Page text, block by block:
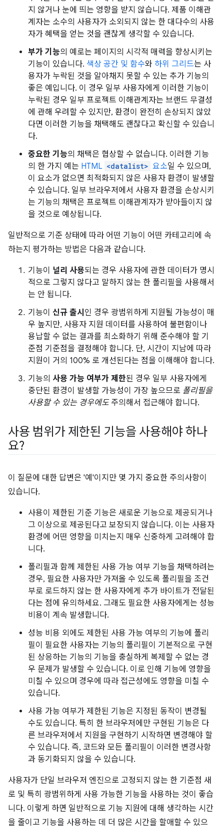
지 않거나 눈에 띄는 영향을 받지 않습니다. 제품 이해관
계자는 소수의 사용자가 소외되지 않는 한 대다수의 사용
자가 혜택을 얻는 것을 괜찮게 생각할 수 있습니다.
부가 기능의 예로는 페이지의 시각적 매력을 향상시키는
기능이 있습니다. 색상 공간 및 함수와 하위 그리드는 사
용자가 누락된 것을 알아채지 못할 수 있는 추가 기능의
좋은 예입니다. 이 경우 일부 사용자에게 이러한 기능이
누락된 경우 일부 프로젝트 이해관계자는 브랜드 무결성
에 관해 우려할 수 있지만, 환경이 완전히 손상되지 않았
다면 이러한 기능을 채택해도 괜찮다고 확신할 수 있습니
다.
중요한 기능의 채택은 협상할 수 없습니다. 이러한 기능
의 한 가지 예는 HTML <datalist> 요소일 수 있으며,
이 요소가 없으면 최적화되지 않은 사용자 환경이 발생할
수 있습니다. 일부 브라우저에서 사용자 환경을 손상시키
는 기능의 채택은 프로젝트 이해관계자가 받아들이지 않
을 것으로 예상됩니다.
일반적으로 기준 상태에 따라 어떤 기능이 어떤 카테고리에 속
하는지 평가하는 방법은 다음과 같습니다.
기능이 널리 사용되는 경우 사용자에 관한 데이터가 명시
적으로 그렇지 않다고 말하지 않는 한 폴리필을 사용해서
는 안 됩니다.
기능이 신규 출시 인 경우 광범위하게 지원될 가능성이 매
우 높지만, 사용자 지원 데이터를 사용하여 불편함이나
용납할 수 없는 결과를 최소화하기 위해 준수해야 할 기
준점 기준점을 결정해야 합니다. 단, 시간이 지남에 따라
지원이 거의 100% 로 개선된다는 점을 이해해야 합니다.
기능의 사용 가능 여부가 제한된 경우 일부 사용자에게
중단된 환경이 발생할 가능성이 가장 높으므로 폴리필을
사용할 수 있는 경우에도주의해서 접근해야 합니다.
사용 범위가 제한된 기능을 사용해야 하나
요?
이 질문에 대한 답변은 '예'이지만 몇 가지 중요한 주의사항이
있습니다.
사용이 제한된 기준 기능은 새로운 기능으로 제공되거나
그 이상으로 제공된다고 보장되지 않습니다. 이는 사용자
환경에 어떤 영향을 미치는지 매우 신중하게 고려해야 합
니다.
폴리필과 함께 제한된 사용 가능 여부 기능을 채택하려는
경우, 필요한 사용자만 가져올 수 있도록 폴리필을 조건
부로 로드하지 않는 한 사용자에게 추가 바이트가 전달된
다는 점에 유의하세요. 그래도 필요한 사용자에게는 성능
비용이 계속 발생합니다.
성능 비용 외에도 제한된 사용 가능 여부의 기능에 폴리
필이 필요한 사용자는 기능의 폴리필이 기본적으로 구현
된 상응하는 기능의 기능을 충실하게 복제할 수 없는 경
우 문제가 발생할 수 있습니다. 이로 인해 기능에 영향을
미칠 수 있으며 경우에 따라 접근성에도 영향을 미칠 수
있습니다.
사용 가능 여부가 제한된 기능은 지정된 동작이 변경될
수도 있습니다. 특히 한 브라우저에만 구현된 기능은 다
른 브라우저에서 지원을 구현하기 시작하면 변경해야 할
수 있습니다. 즉, 코드와 모든 폴리필이 이러한 변경사항
과 동기화되지 않을 수 있습니다.
사용자가 단일 브라우저 엔진으로 고정되지 않는 한 기준점 새
로 및 특히 광범위하게 사용 가능한 기능을 사용하는 것이 좋습
니다. 이렇게 하면 일반적으로 기능 지원에 대해 생각하는 시간
을 줄이고 기능을 사용하는 데 더 많은 시간을 할애할 수 있으